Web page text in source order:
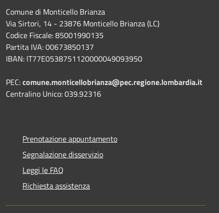
Comune di Monticello Brianza
Via Sirtori, 14 - 23876 Monticello Brianza (LC)
Codice Fiscale: 85001990135
Partita IVA: 00673850137
IBAN: IT77E0538751120000049093950
PEC:comune.monticellobrianza@pec.regione.lombardia.it
Centralino Unico: 039.92316
Prenotazione appuntamento
Segnalazione disservizio
Leggi le FAQ
Richiesta assistenza